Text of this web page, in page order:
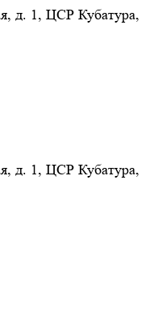
д. 1, ЦСР Кубатура,
д. 1, ЦСР Кубатура,